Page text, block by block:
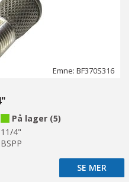
Emne: BF370S316
På lager (5)
11/4"
BSPP
SE MER
SE MER